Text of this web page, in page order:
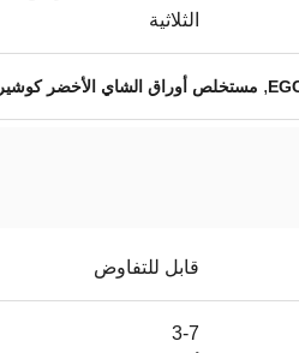
الثلاثية
, مستخلص أوراق الشاي الأخضر كوشير
قابل للتفاوض
3-7